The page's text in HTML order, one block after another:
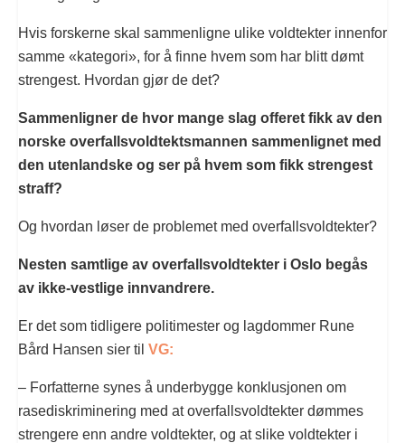
Hvis forskerne skal sammenligne ulike voldtekter innenfor
samme «kategori», for å finne hvem som har blitt dømt
strengest. Hvordan gjør de det?
Sammenligner de hvor mange slag offeret fikk av den
norske overfallsvoldtektsmannen sammenlignet med
den utenlandske og ser på hvem som fikk strengest
straff?
Og hvordan løser de problemet med overfallsvoldtekter?
Nesten samtlige av overfallsvoldtekter i Oslo begås
av ikke-vestlige innvandrere.
Er det som tidligere politimester og lagdommer Rune
Bård Hansen sier til VG:
– Forfatterne synes å underbygge konklusjonen om
rasediskriminering med at overfallsvoldtekter dømmes
strengere enn andre voldtekter, og at slike voldtekter i